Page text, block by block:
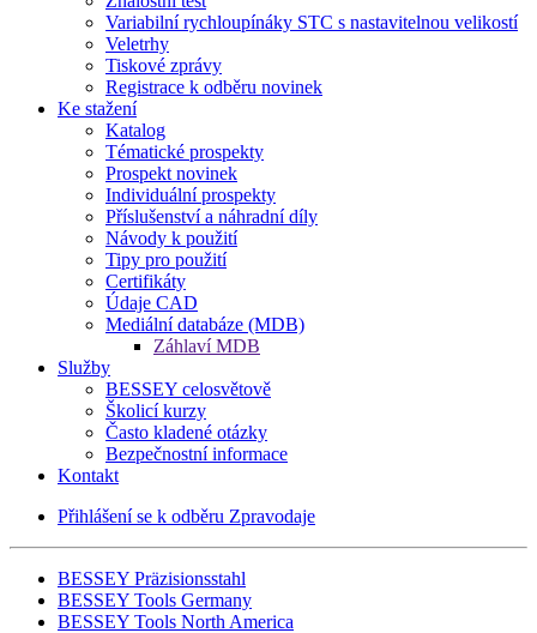
Variabilní rychloupínáky STC s nastavitelnou velikostí
Veletrhy
Tiskové zprávy
Registrace k odběru novinek
Ke stažení
Katalog
Tématické prospekty
Prospekt novinek
Individuální prospekty
Příslušenství a náhradní díly
Návody k použití
Tipy pro použití
Certifikáty
Údaje CAD
Mediální databáze (MDB)
Záhlaví MDB
Služby
BESSEY celosvětově
Školicí kurzy
Často kladené otázky
Bezpečnostní informace
Kontakt
Přihlášení se k odběru Zpravodaje
BESSEY Präzisionsstahl
BESSEY Tools Germany
BESSEY Tools North America